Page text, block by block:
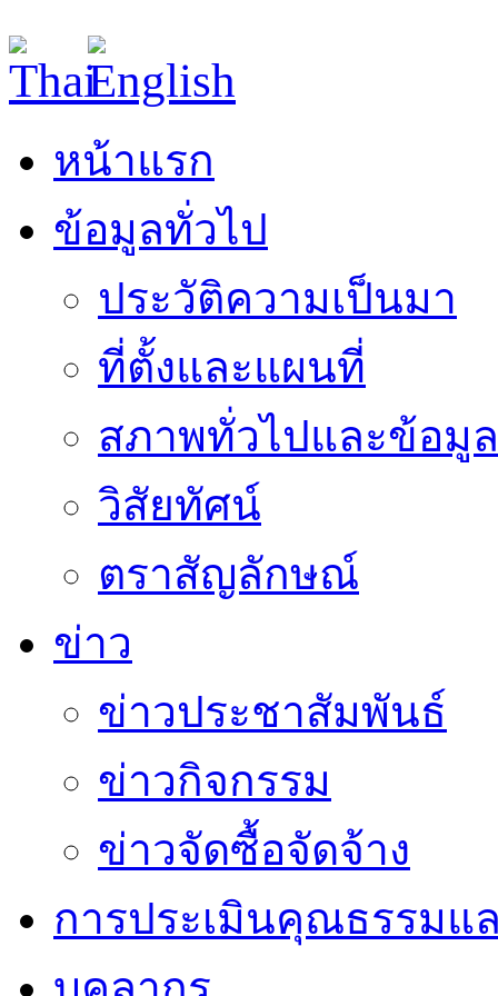
หน้าแรก
ข้อมูลทั่วไป
ประวัติความเป็นมา
ที่ตั้งและแผนที่
สภาพทั่วไปและข้อมู
วิสัยทัศน์
ตราสัญลักษณ์
ข่าว
ข่าวประชาสัมพันธ์
ข่าวกิจกรรม
ข่าวจัดซื้อจัดจ้าง
การประเมินคุณธรรมแ